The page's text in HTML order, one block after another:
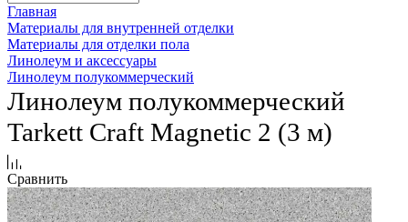
Главная
Материалы для внутренней отделки
Материалы для отделки пола
Линолеум и аксессуары
Линолеум полукоммерческий
Линолеум полукоммерческий
Tarkett Craft Magnetic 2 (3 м)
Сравнить